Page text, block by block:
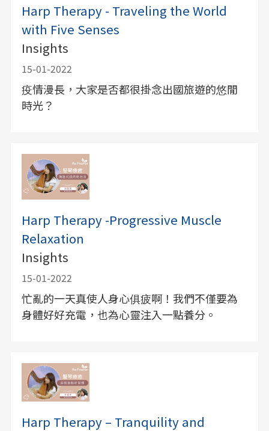
Harp Therapy - Traveling the World
with Five Senses
Insights
15-01-2022
疫情漫長，大家是否都很掛念出國旅遊的悠閒
時光？
Harp Therapy -Progressive Muscle
Relaxation
Insights
15-01-2022
忙亂的一天真使人身心俱疲啊！我們不僅要為
身體好好充電，也為心靈注入一點養分。
Harp Therapy – Tranquility and